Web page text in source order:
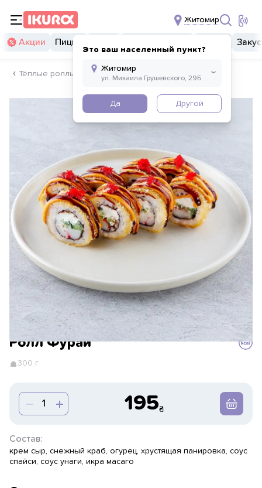
Житомир
Это ваш населенный пункт?
Да Другой
Акции Пицца
Тёплые роллы
Ролл Фурай
300 г
195
Состав:
крем сыр, снежный краб, огурец, хрустящая панировка, соус
спайси, соус унаги, икра масаго